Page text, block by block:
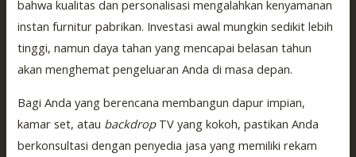
bahwa kualitas dan personalisasi mengalahkan kenyamanan
instan furnitur pabrikan. Investasi awal mungkin sedikit lebih
tinggi, namun daya tahan yang mencapai belasan tahun
akan menghemat pengeluaran Anda di masa depan.
Bagi Anda yang berencana membangun dapur impian,
kamar set, atau backdropTV yang kokoh, pastikan Anda
berkonsultasi dengan penyedia jasa yang memiliki rekam